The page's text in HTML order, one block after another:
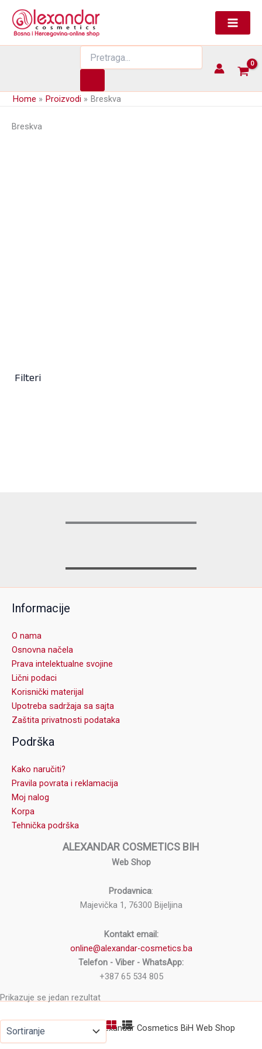
content
search
Home Proizvodi Breskva
Filteri
Breskva
Prikazuje se jedan rezultat
Informacije
O nama
Osnovna načela
Prava intelektualne svojine
Lični podaci
Korisnički materijal
Upotreba sadržaja sa sajta
Zaštita privatnosti podataka
Podrška
Kako naručiti?
Pravila povrata i reklamacija
Moj nalog
Korpa
Tehnička podrška
ALEXANDAR COSMETICS BIH
Web Shop
Prodavnica:
Majevička 1, 76300 Bijeljina
Kontakt email:
online@alexandar-cosmetics.ba
Telefon - Viber - WhatsApp:
+387 65 534 805
Copyright © 2026 Alexandar Cosmetics BiH Web Shop